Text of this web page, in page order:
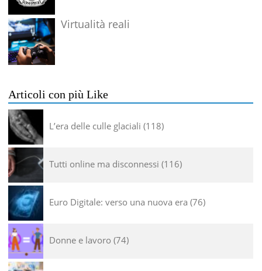
Virtualità reali
Articoli con più Like
L’era delle culle glaciali 118
Tutti online ma disconnessi 116
Euro Digitale: verso una nuova era 76
Donne e lavoro 74